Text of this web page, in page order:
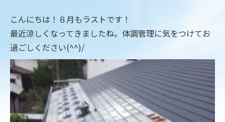
こんにちは！８月もラストです！
最近涼しくなってきましたね。体調管理に気をつけてお
過ごしください(^^)/